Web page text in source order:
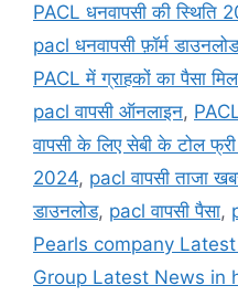
PACL धनवापसी की स्थिति
pacl धनवापसी फ़ॉर्म डाउनलोड
PACL में ग्राहकों का पैसा
pacl वापसी ऑनलाइन,
वापसी के लिए सेबी के टोल
2024, pacl वापसी ताजा
डाउनलोड, pacl वापसी पैसा,
Pearls company
Group Latest News in